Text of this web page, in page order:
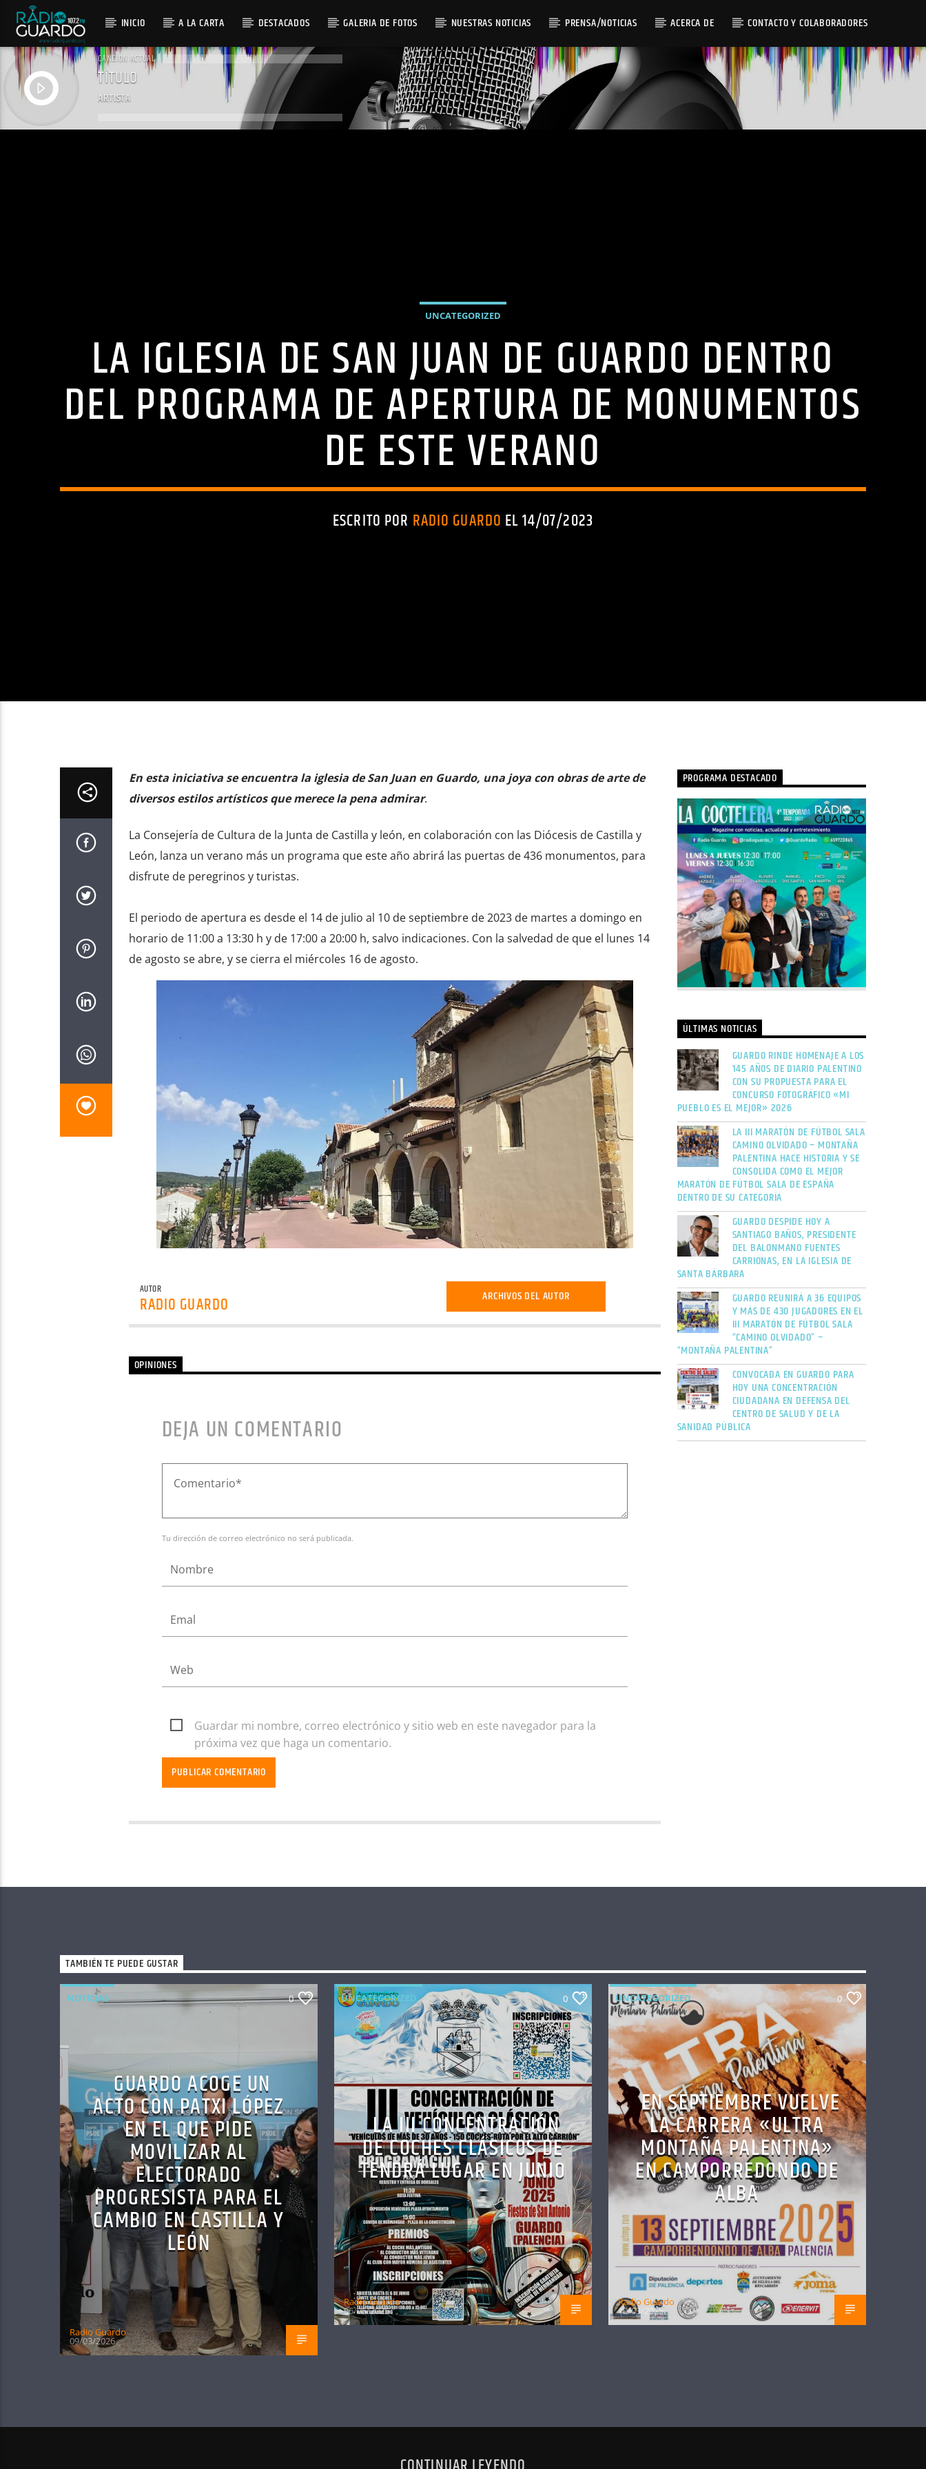
INICIO A LA CARTA DESTACADOS GALERIA DE FOTOS NUESTRAS NOTICIAS PRENSA/NOTICIAS ACERCA DE CONTACTO Y COLABORADORES
CANCIÓN ACTUAL
TÍTULO
ARTISTA
UNCATEGORIZED
LA IGLESIA DE SAN JUAN DE GUARDO DENTRO
DEL PROGRAMA DE APERTURA DE MONUMENTOS
DE ESTE VERANO
ESCRITO POR RADIO GUARDO EL 14/07/2023
En esta iniciativa se encuentra la iglesia de San Juan en Guardo, una joya con obras de arte de
diversos estilos artísticos que merece la pena admirar.
La Consejería de Cultura de la Junta de Castilla y león, en colaboración con las Diócesis de Castilla y
León, lanza un verano más un programa que este año abrirá las puertas de 436 monumentos, para
disfrute de peregrinos y turistas.
El periodo de apertura es desde el 14 de julio al 10 de septiembre de 2023 de martes a domingo en
horario de 11:00 a 13:30 h y de 17:00 a 20:00 h, salvo indicaciones. Con la salvedad de que el lunes 14
de agosto se abre, y se cierra el miércoles 16 de agosto.
AUTOR
RADIO GUARDO ARCHIVOS DEL AUTOR
OPINIONES
DEJA UN COMENTARIO
Tu dirección de correo electrónico no será publicada.
Guardar mi nombre, correo electrónico y sitio web en este navegador para la
próxima vez que haga un comentario.
PROGRAMA DESTACADO
ÚLTIMAS NOTICIAS
GUARDO RINDE HOMENAJE A LOS
145 AÑOS DE DIARIO PALENTINO
CON SU PROPUESTA PARA EL
CONCURSO FOTOGRÁFICO «MI
PUEBLO ES EL MEJOR» 2026
LA III MARATÓN DE FÚTBOL SALA
CAMINO OLVIDADO – MONTAÑA
PALENTINA HACE HISTORIA Y SE
CONSOLIDA COMO EL MEJOR
MARATÓN DE FÚTBOL SALA DE ESPAÑA
DENTRO DE SU CATEGORÍA
GUARDO DESPIDE HOY A
SANTIAGO BAÑOS, PRESIDENTE
DEL BALONMANO FUENTES
CARRIONAS, EN LA IGLESIA DE
SANTA BÁRBARA
GUARDO REUNIRÁ A 36 EQUIPOS
Y MÁS DE 430 JUGADORES EN EL
III MARATÓN DE FÚTBOL SALA
“CAMINO OLVIDADO” –
“MONTAÑA PALENTINA”
CONVOCADA EN GUARDO PARA
HOY UNA CONCENTRACIÓN
CIUDADANA EN DEFENSA DEL
CENTRO DE SALUD Y DE LA
SANIDAD PÚBLICA
TAMBIÉN TE PUEDE GUSTAR
NOTICIAS 0
GUARDO ACOGE UN
ACTO CON PATXI LÓPEZ
EN EL QUE PIDE
MOVILIZAR AL
ELECTORADO
PROGRESISTA PARA EL
CAMBIO EN CASTILLA Y
LEÓN
Radio Guardo
09/03/2026
UNCATEGORIZED 0
LA III CONCENTRACIÓN
DE COCHES CLÁSICOS DE
TENDRÁ LUGAR EN JUNIO
Radio Guardo
06/05/2025
UNCATEGORIZED 0
EN SEPTIEMBRE VUELVE
LA CARRERA «ULTRA
MONTAÑA PALENTINA»
EN CAMPORREDONDO DE
ALBA
Radio Guardo
10/03/2025